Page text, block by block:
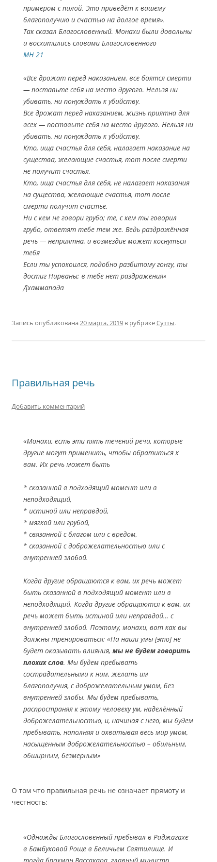
примером с пилой. Это приведёт к вашему
благополучию и счастью на долгое время».
Так сказал Благословенный. Монахи были довольны
и восхитились словами Благословенного
МН 21
«Все дрожат перед наказанием, все боятся смерти
— поставьте себя на место другого. Нельзя ни
убивать, ни понуждать к убийству.
Все дрожат перед наказанием, жизнь приятна для
всех — поставьте себя на место другого. Нельзя ни
убивать, ни понуждать к убийству.
Кто, ища счастья для себя, налагает наказание на
существа, желающие счастья, тот после смерти
не получит счастья.
Кто, ища счастья для себя, не налагает наказания
на существа, желающие счастья, тот после
смерти получит счастье.
Ни с кем не говори грубо; те, с кем ты говорил
грубо, ответят тебе тем же. Ведь раздражённая
речь — неприятна, и возмездие может коснуться
тебя
Если ты успокоился, подобно разбитому гонгу, ты
достиг Нирваны; в тебе нет раздражения»
Дхаммапада
Запись опубликована 20 марта, 2019 в рубрикеСутты.
Правильная речь
Добавить комментарий
«Монахи, есть эти пять течений речи, которые
другие могут применить, чтобы обратиться к
вам. Их речь может быть
* сказанной в подходящий момент или в
неподходящий,
* истиной или неправдой,
* мягкой или грубой,
* связанной с благом или с вредом,
* сказанной с доброжелательностью или с
внутренней злобой.
Когда другие обращаются к вам, их речь может
быть сказанной в подходящий момент или в
неподходящий. Когда другие обращаются к вам, их
речь может быть истиной или неправдой… с
внутренней злобой. Поэтому, монахи, вот как вы
должны тренироваться: «На наши умы [это] не
будет оказывать влияния, мы не будем говорить
плохих слов. Мы будем пребывать
сострадательными к ним, желать им
благополучия, с доброжелательным умом, без
внутренней злобы. Мы будем пребывать,
распространяя к этому человеку ум, наделённый
доброжелательностью, и, начиная с него, мы будем
пребывать, наполняя и охватывая весь мир умом,
насыщенным доброжелательностью – обильным,
обширным, безмерным»
О том что правильная речь не означает прямоту и
честность:
«Однажды Благословенный пребывал в Раджагахе
в Бамбуковой Роще в Беличьем Святилище. И